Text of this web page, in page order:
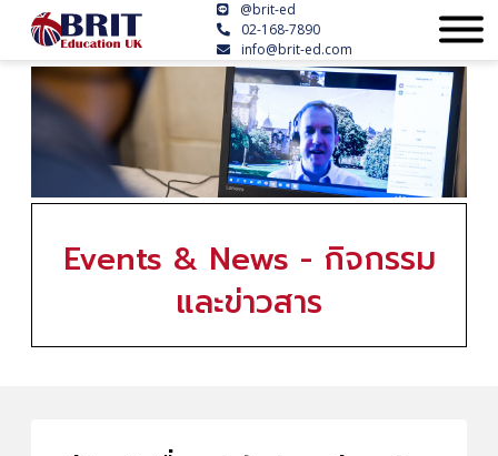
@brit-ed
02-168-7890
info@brit-ed.com
Events & News - กิจกรรม
และข่าวสาร